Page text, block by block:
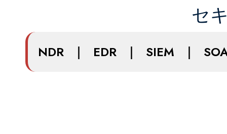
セ
NDR ｜ EDR ｜ SIEM ｜